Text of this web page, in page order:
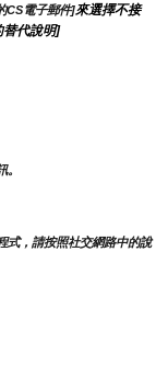
CS電子郵件]來選擇不接
替代說明]
式，請按照社交網路中的說